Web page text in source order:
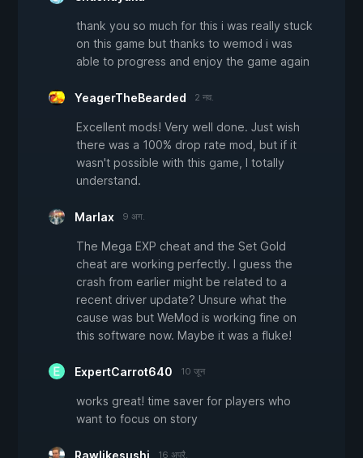
thank you so much for this i was really stuck
on this game but thanks to wemod i was
able to progress and enjoy the game again
YeagerTheBearded 2 नव.
Excellent mods! Very well done. Just wish
there was a 100% drop rate mod, but if it
wasn't possible with this game, I totally
understand.
Marlax 9 अग.
The Mega EXP cheat and the Set Gold
cheat are working perfectly. I guess the
crash from earlier might be related to a
recent driver update? Unsure what the
cause was but WeMod is working fine on
this software now. Maybe it was a fluke!
ExpertCarrot640 10 जून
works great! time saver for players who
want to focus on story
16 अप्रै.